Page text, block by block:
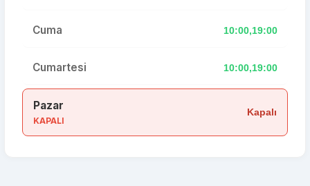
Cuma 10:00,19:00
Cumartesi 10:00,19:00
Pazar
KAPALI
Kapalı